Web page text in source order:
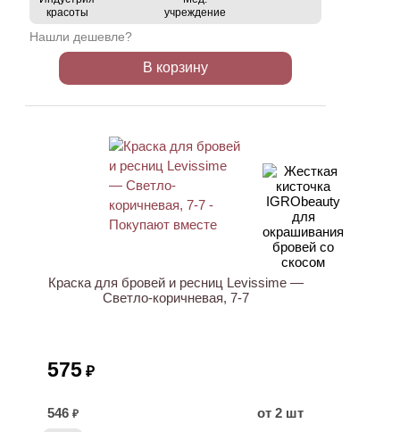
красоты
учреждение
Нашли дешевле?
В корзину
Краска для бровей и ресниц Levissime —
Светло-коричневая, 7-7
575 ₽
546 ₽
от 2 шт